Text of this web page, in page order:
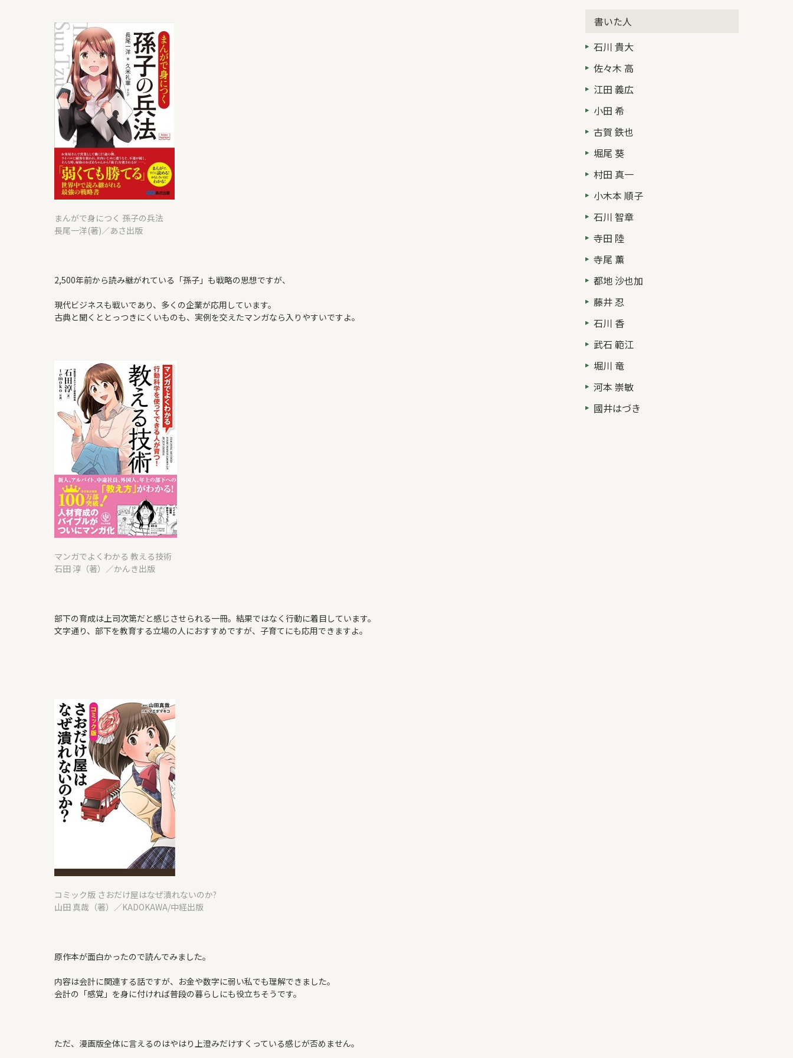
まんがで身につく 孫子の兵法
長尾一洋(著)／あさ出版
2,500年前から読み継がれている「孫子」も戦略の思想ですが、
現代ビジネスも戦いであり、多くの企業が応用しています。
古典と聞くととっつきにくいものも、実例を交えたマンガなら入りやすいですよ。
マンガでよくわかる 教える技術
石田 淳（著）／かんき出版
部下の育成は上司次第だと感じさせられる一冊。結果ではなく行動に着目しています。
文字通り、部下を教育する立場の人におすすめですが、子育てにも応用できますよ。
コミック版 さおだけ屋はなぜ潰れないのか?
山田 真哉（著）／KADOKAWA/中経出版
原作本が面白かったので読んでみました。
内容は会計に関連する話ですが、お金や数字に弱い私でも理解できました。
会計の「感覚」を身に付ければ普段の暮らしにも役立ちそうです。
ただ、漫画版全体に言えるのはやはり上澄みだけすくっている感じが否めません。
書いた人
石川 貴大
佐々木 高
江田 義広
小田 希
古賀 鉄也
堀尾 葵
村田 真一
小木本 順子
石川 智章
寺田 陸
寺尾 薫
都地 沙也加
藤井 忍
石川 香
武石 範江
堀川 竜
河本 崇敏
國井はづき